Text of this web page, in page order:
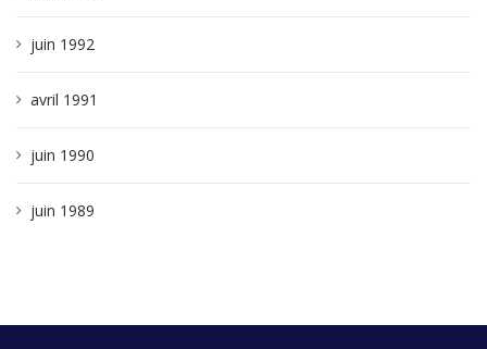
juin 1992
avril 1991
juin 1990
juin 1989